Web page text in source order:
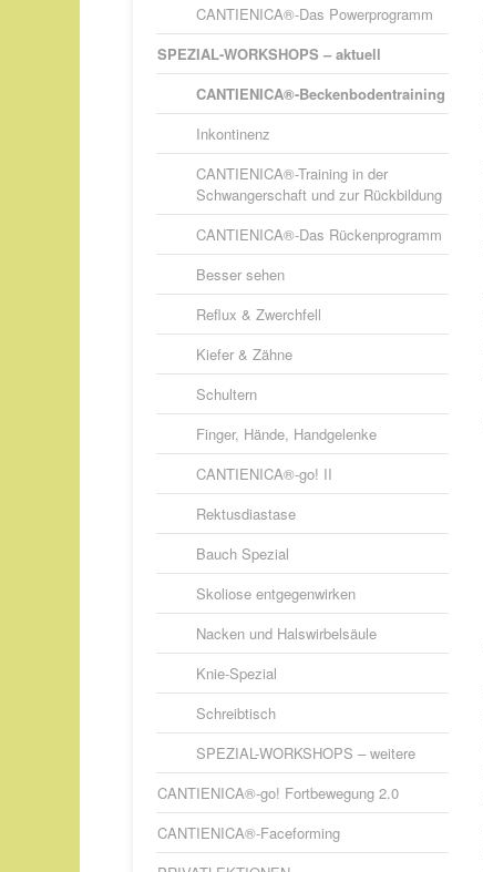
CANTIENICA®-Das Powerprogramm
SPEZIAL-WORKSHOPS – aktuell
CANTIENICA®-Beckenbodentraining
Inkontinenz
CANTIENICA®-Training in der
Schwangerschaft und zur Rückbildung
CANTIENICA®-Das Rückenprogramm
Besser sehen
Reflux & Zwerchfell
Kiefer & Zähne
Schultern
Finger, Hände, Handgelenke
CANTIENICA®-go! II
Rektusdiastase
Bauch Spezial
Skoliose entgegenwirken
Nacken und Halswirbelsäule
Knie-Spezial
Schreibtisch
SPEZIAL-WORKSHOPS – weitere
CANTIENICA®-go! Fortbewegung 2.0
CANTIENICA®-Faceforming